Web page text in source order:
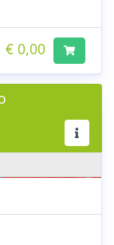
€ 0,00